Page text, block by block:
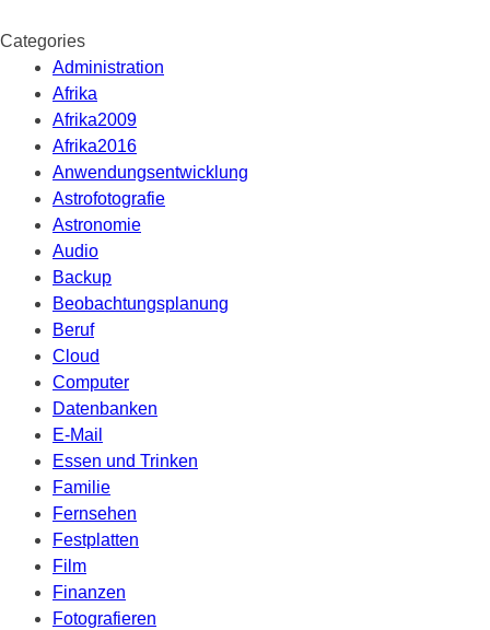
Categories
Administration
Afrika
Afrika2009
Afrika2016
Anwendungsentwicklung
Astrofotografie
Astronomie
Audio
Backup
Beobachtungsplanung
Beruf
Cloud
Computer
Datenbanken
E-Mail
Essen und Trinken
Familie
Fernsehen
Festplatten
Film
Finanzen
Fotografieren